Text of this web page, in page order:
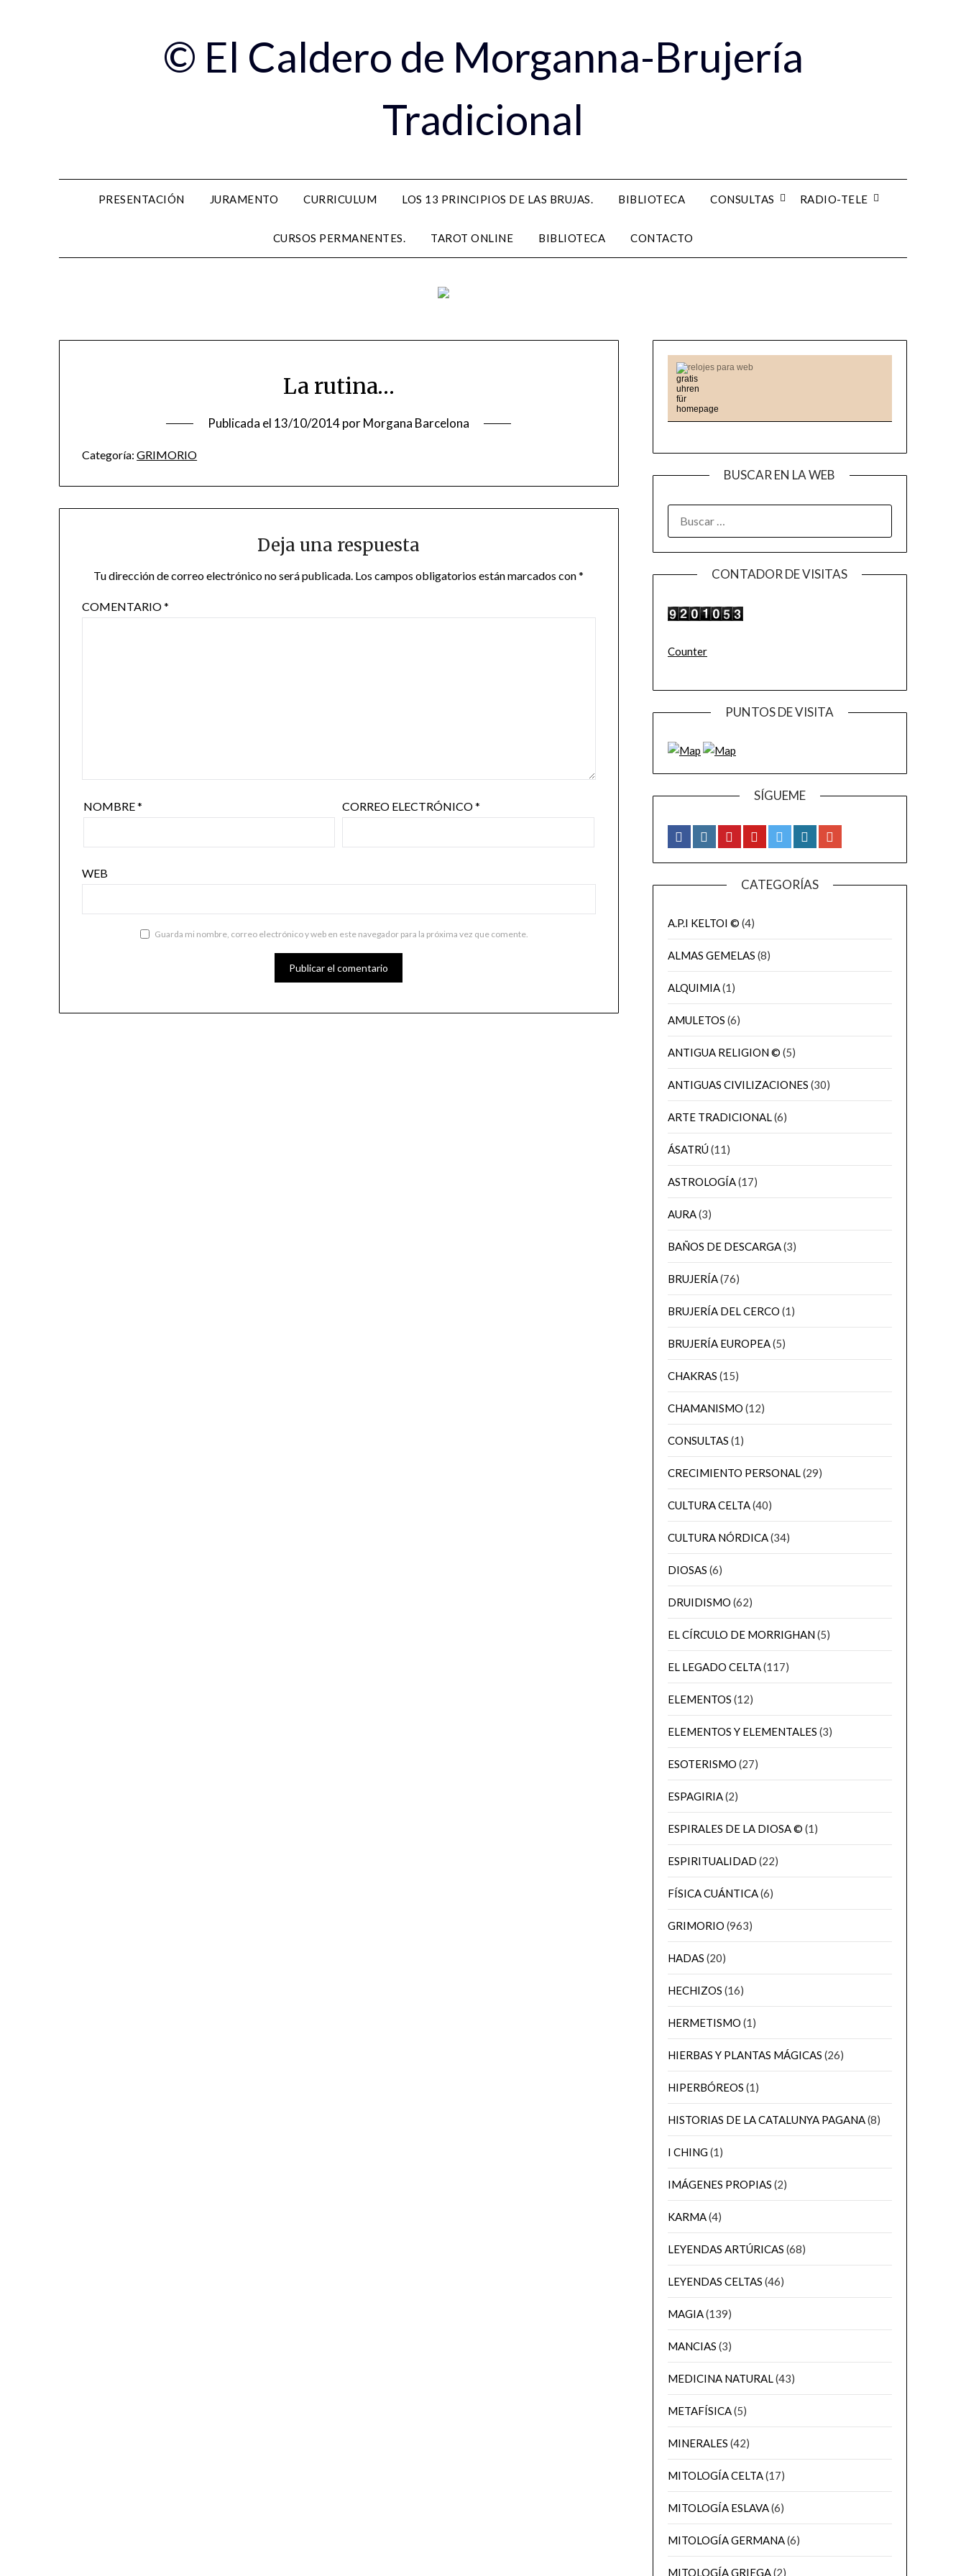
© El Caldero de Morganna-Brujería
Tradicional
PRESENTACIÓN JURAMENTO CURRICULUM LOS 13 PRINCIPIOS DE LAS BRUJAS. BIBLIOTECA CONSULTAS RADIO-TELE
CURSOS PERMANENTES. TAROT ONLINE BIBLIOTECA CONTACTO
La rutina…
Publicada el 13/10/2014porMorgana Barcelona
Categoría: GRIMORIO
Deja una respuesta
Tu dirección de correo electrónico no será publicada. Los campos obligatorios están marcados con*
COMENTARIO*
NOMBRE* CORREO ELECTRÓNICO*
WEB
Guarda mi nombre, correo electrónico y web en este navegador para la próxima vez que comente.
relojes para web
BUSCAR EN LA WEB
CONTADOR DE VISITAS
Counter
PUNTOS DE VISITA
SÍGUEME
CATEGORÍAS
A.P.I KELTOI © (4)
ALMAS GEMELAS (8)
ALQUIMIA(1)
AMULETOS (6)
ANTIGUA RELIGION © (5)
ANTIGUAS CIVILIZACIONES (30)
ARTE TRADICIONAL(6)
ÁSATRÚ(11)
ASTROLOGÍA(17)
AURA(3)
BAÑOS DE DESCARGA(3)
BRUJERÍA(76)
BRUJERÍA DEL CERCO (1)
BRUJERÍA EUROPEA(5)
CHAKRAS (15)
CHAMANISMO (12)
CONSULTAS (1)
CRECIMIENTO PERSONAL(29)
CULTURA CELTA(40)
CULTURA NÓRDICA(34)
DIOSAS (6)
DRUIDISMO (62)
EL CÍRCULO DE MORRIGHAN(5)
EL LEGADO CELTA(117)
ELEMENTOS (12)
ELEMENTOS Y ELEMENTALES (3)
ESOTERISMO (27)
ESPAGIRIA(2)
ESPIRALES DE LA DIOSA © (1)
ESPIRITUALIDAD (22)
FÍSICA CUÁNTICA(6)
GRIMORIO (963)
HADAS (20)
HECHIZOS (16)
HERMETISMO (1)
HIERBAS Y PLANTAS MÁGICAS (26)
HIPERBÓREOS (1)
HISTORIAS DE LA CATALUNYA PAGANA(8)
I CHING(1)
IMÁGENES PROPIAS (2)
KARMA(4)
LEYENDAS ARTÚRICAS (68)
LEYENDAS CELTAS (46)
MAGIA(139)
MANCIAS (3)
MEDICINA NATURAL(43)
METAFÍSICA(5)
MINERALES (42)
MITOLOGÍA CELTA(17)
MITOLOGÍA ESLAVA(6)
MITOLOGÍA GERMANA(6)
MITOLOGÍA GRIEGA(2)